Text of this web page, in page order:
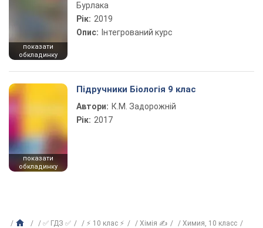
показати
обкладинку
Бурлака
Рік: 2019
Опис: Інтегрований курс
показати
обкладинку
Підручники Біологія 9 клас
Автори: К.М. Задорожній
Рік: 2017
✅ ГДЗ ✅ ⚡ 10 клас ⚡ Хімія ✍
Химия, 10 класс